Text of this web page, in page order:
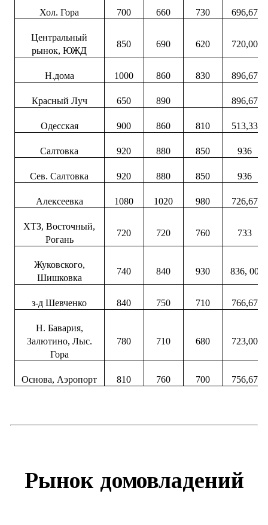
Хол. Гора 700 660 730 696,67
Центральный
рынок, ЮЖД
850 690 620 720,00
Н.дома 1000 860 830 896,67
Красный Луч 650 890 896,67
Одесская 900 860 810 513,33
Салтовка 920 880 850 936
Сев. Салтовка 920 880 850 936
Алексеевка 1080 1020 980 726,67
ХТЗ, Восточный,
Рогань
720 720 760 733
Жуковского,
Шишковка
740 840 930 836, 00
з-д Шевченко 840 750 710 766,67
Н. Бавария,
Залютино, Лыс.
Гора
780 710 680 723,00
Основа, Аэропорт 810 760 700 756,67
Рынок домовладений